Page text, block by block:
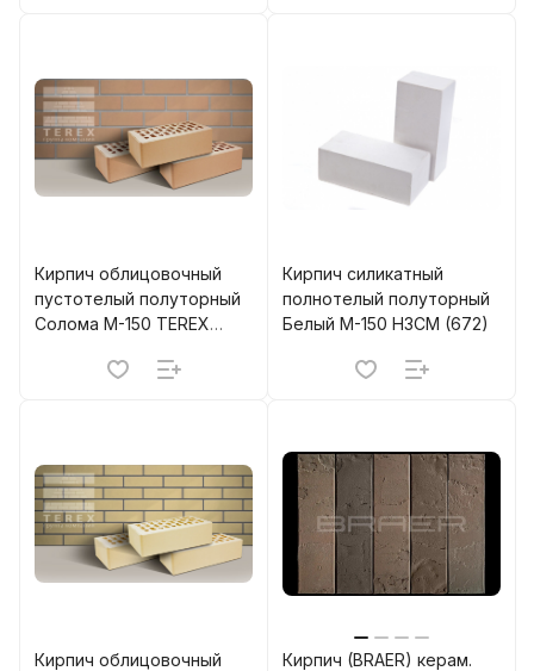
Кирпич облицовочный
пустотелый полуторный
Солома М-150 TEREX
Кирпич силикатный
полнотелый полуторный
Белый М-150 НЗСМ (672)
Кирпич облицовочный
Кирпич (BRAER) керам.